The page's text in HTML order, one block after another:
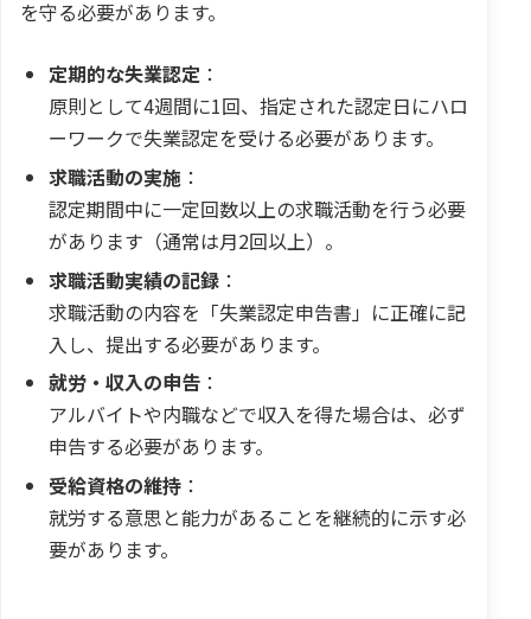
を守る必要があります。
定期的な失業認定 ：
原則として4週間に1回、指定された認定日にハロ
ーワークで失業認定を受ける必要があります。
求職活動の実施 ：
認定期間中に一定回数以上の求職活動を行う必要
があります（通常は月2回以上）。
求職活動実績の記録 ：
求職活動の内容を「失業認定申告書」に正確に記
入し、提出する必要があります。
就労・収入の申告 ：
アルバイトや内職などで収入を得た場合は、必ず
申告する必要があります。
受給資格の維持 ：
就労する意思と能力があることを継続的に示す必
要があります。